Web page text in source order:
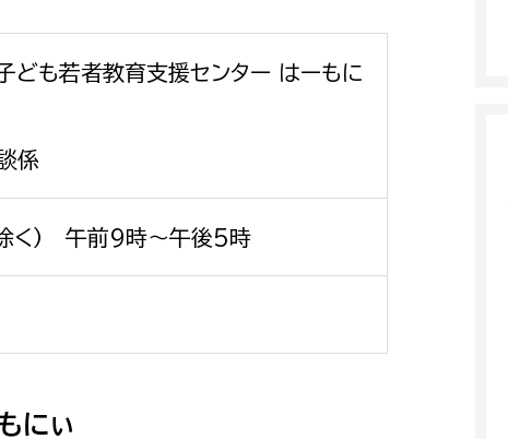
会
水産海浜課
患者サポートセンター
病院管理局：経営管理課
病院管理局：医事課
も若者教育支援センター はーもに
係
く） 午前9時～午後5時
にぃ